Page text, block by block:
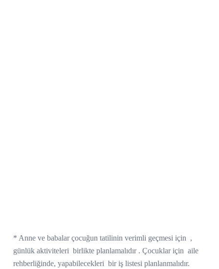
* Anne ve babalar çocuğun tatilinin verimli geçmesi için ,
günlük aktiviteleri birlikte planlamalıdır . Çocuklar için aile
rehberliğinde, yapabilecekleri bir iş listesi planlanmalıdır.